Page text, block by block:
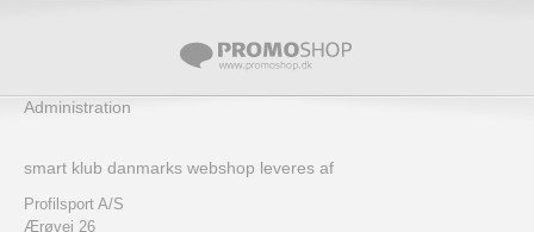
Administration
smart klub danmarks webshop leveres af
Profilsport A/S
Ærøvej 26